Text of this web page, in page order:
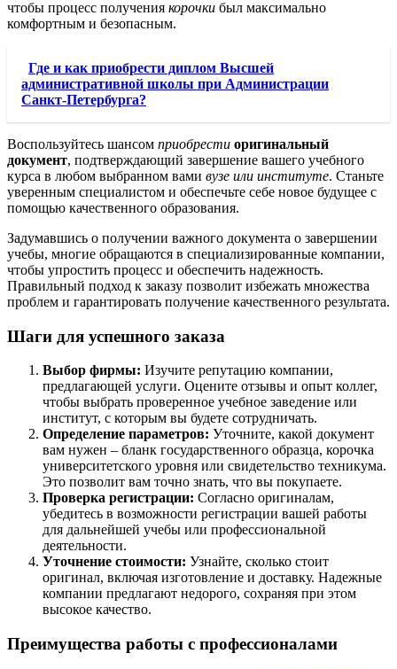
чтобы процесс получения корочки был максимально
комфортным и безопасным.
Где и как приобрести диплом Высшей
административной школы при Администрации
Санкт-Петербурга?
Воспользуйтесь шансом приобрести оригинальный
документ, подтверждающий завершение вашего учебного
курса в любом выбранном вами вузе или институте. Станьте
уверенным специалистом и обеспечьте себе новое будущее с
помощью качественного образования.
Задумавшись о получении важного документа о завершении
учебы, многие обращаются в специализированные компании,
чтобы упростить процесс и обеспечить надежность.
Правильный подход к заказу позволит избежать множества
проблем и гарантировать получение качественного результата.
Шаги для успешного заказа
Выбор фирмы: Изучите репутацию компании,
предлагающей услуги. Оцените отзывы и опыт коллег,
чтобы выбрать проверенное учебное заведение или
институт, с которым вы будете сотрудничать.
Определение параметров: Уточните, какой документ
вам нужен – бланк государственного образца, корочка
университетского уровня или свидетельство техникума.
Это позволит вам точно знать, что вы покупаете.
Проверка регистрации: Согласно оригиналам,
убедитесь в возможности регистрации вашей работы
для дальнейшей учебы или профессиональной
деятельности.
Уточнение стоимости: Узнайте, сколько стоит
оригинал, включая изготовление и доставку. Надежные
компании предлагают недорого, сохраняя при этом
высокое качество.
Преимущества работы с профессионалами